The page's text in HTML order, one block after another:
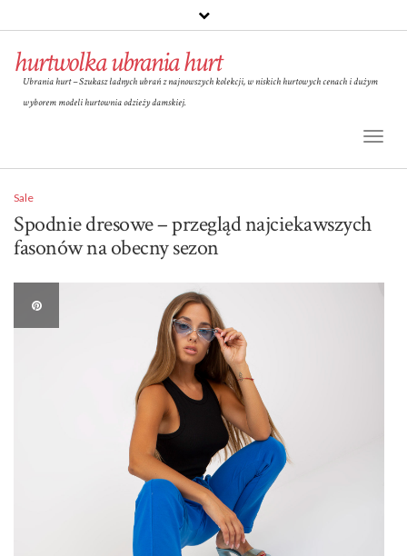
hurtwolka ubrania hurt
Ubrania hurt – Szukasz ładnych ubrań z najnowszych kolekcji, w niskich hurtowych cenach i dużym
wyborem modeli hurtownia odzieży damskiej.
Sale
Spodnie dresowe – przegląd najciekawszych
fasonów na obecny sezon